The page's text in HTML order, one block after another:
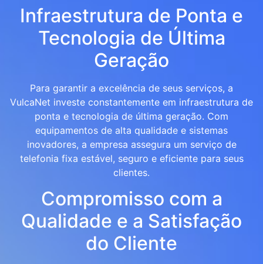
Infraestrutura de Ponta e
Tecnologia de Última
Geração
Para garantir a excelência de seus serviços, a
VulcaNet investe constantemente em infraestrutura de
ponta e tecnologia de última geração. Com
equipamentos de alta qualidade e sistemas
inovadores, a empresa assegura um serviço de
telefonia fixa estável, seguro e eficiente para seus
clientes.
Compromisso com a
Qualidade e a Satisfação
do Cliente